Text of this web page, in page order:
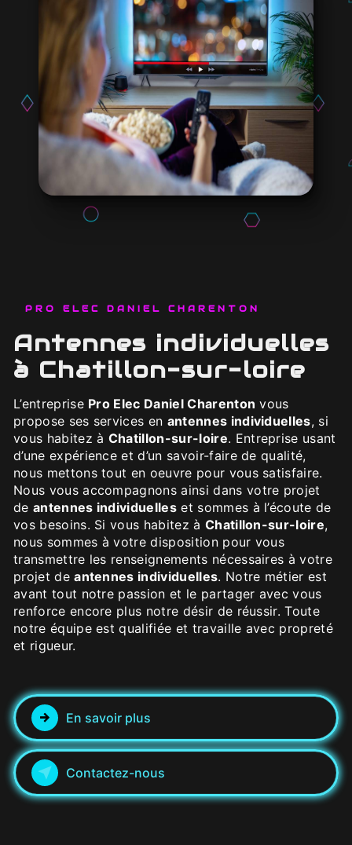
PRO ELEC DANIEL CHARENTON
antennes individuelles
à Chatillon-sur-loire
L’entreprise Pro Elec Daniel Charenton vous
propose ses services en antennes individuelles, si
vous habitez à Chatillon-sur-loire. Entreprise usant
d’une expérience et d’un savoir-faire de qualité,
nous mettons tout en oeuvre pour vous satisfaire.
Nous vous accompagnons ainsi dans votre projet
de antennes individuelles et sommes à l’écoute de
vos besoins. Si vous habitez à Chatillon-sur-loire,
nous sommes à votre disposition pour vous
transmettre les renseignements nécessaires à votre
projet deantennes individuelles. Notre métier est
avant tout notre passion et le partager avec vous
renforce encore plus notre désir de réussir. Toute
notre équipe est qualifiée et travaille avec propreté
et rigueur.
En savoir plus
Contactez-nous